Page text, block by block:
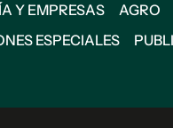
Y EMPRESAS AGRO
ESPECIALES